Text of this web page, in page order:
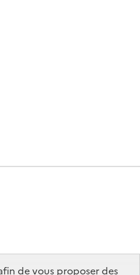
de vous proposer des